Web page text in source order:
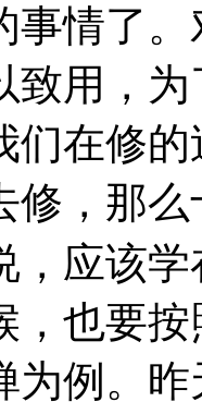
事情了
致用，
们在修
修，那
，应该
要按
为例。